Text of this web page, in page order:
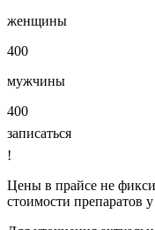
женщины
400
мужчины
400
записаться
!
Цены в прайсе не
стоимости препаратов